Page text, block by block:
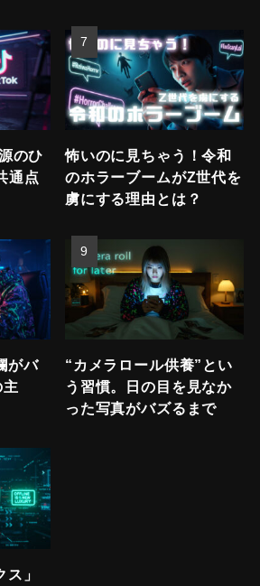
のひ
通点
怖いのに見ちゃう！令和
のホラーブームがZ世代を
虜にする理由とは？
がバ
主
“カメラロール供養”とい
う習慣。日の目を見なか
った写真がバズるまで
ス」